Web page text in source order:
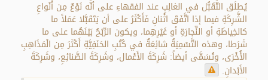
يُطلَق التَّقَبُّل في الغالِبِ عند الفقهاءِ على أنَّه نَوْعٌ مِن أَنْواعِ
الشَّرِكَةِ فيما إذا اتَّفَقَ اثْنانِ فَأَكْثَرُ على أن يَتَقَبَّلا عَمَلاً ما
كالخِياطَةِ أو النِّجارَةِ أو غَيْرِهِما، ويكون الرِّبْحُ بَيْنَهُما على ما
شَرَطا، وهذه التَّسْمِيَةُ شائِعَةٌ في كُتُبِ الحَنَفِيَّةِ أَكْثَرَ مِن الْمَذَاهِبِ
الأُخْرَى، وتُسَمَّى أيضاً: شَرِكَةَ الأَعْمال، وشَرِكَةَ الصَّنائِعِ، وشَرِكَةَ
الأَبْدانِ.